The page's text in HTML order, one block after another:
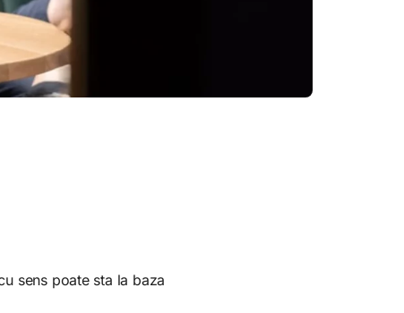
sens poate sta la baza